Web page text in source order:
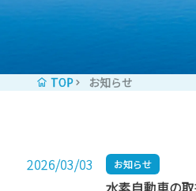
TOP お知らせ
2026/03/03 お知らせ
水素自動車の